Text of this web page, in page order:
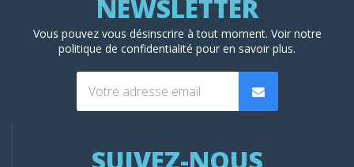
Vous pouvez vous désinscrire à tout moment. Voir notre
politique de confidentialité pour en savoir plus.
SUIVEZ-NOUS